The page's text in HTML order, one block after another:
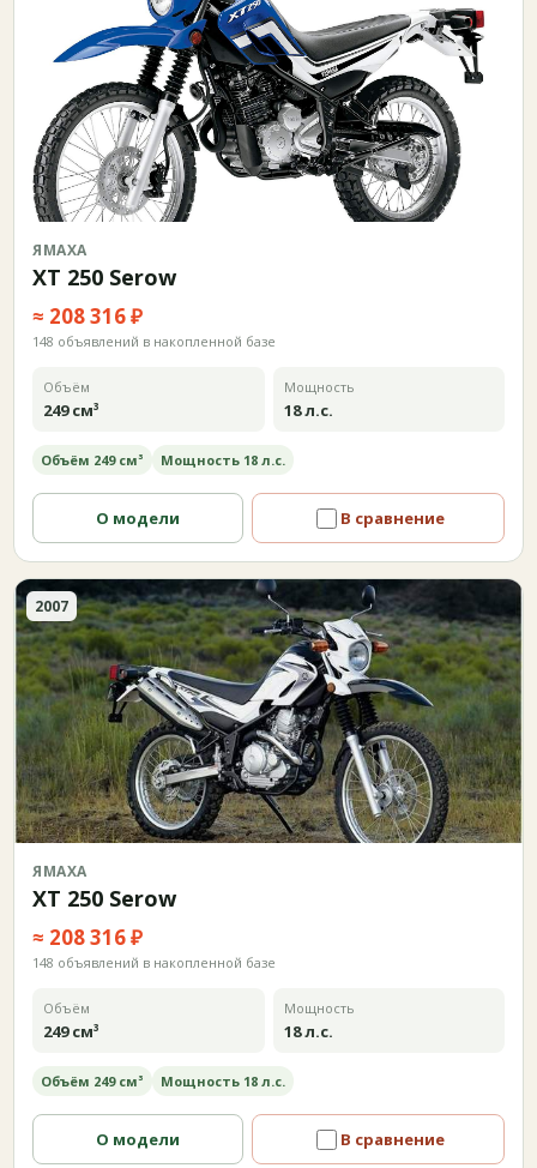
ЯМАХА
XT 250 Serow
≈ 208 316 ₽
148 объявлений в накопленной базе
Объём
249 см³
Мощность
18 л.с.
Объём 249 см³ Мощность 18 л.с.
О модели В сравнение
2007
ЯМАХА
XT 250 Serow
≈ 208 316 ₽
148 объявлений в накопленной базе
Объём
249 см³
Мощность
18 л.с.
Объём 249 см³ Мощность 18 л.с.
О модели В сравнение